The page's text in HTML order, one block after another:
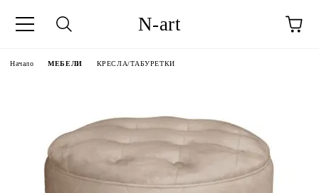
N-art
Начало МЕБЕЛИ КРЕСЛА/ТАБУРЕТКИ